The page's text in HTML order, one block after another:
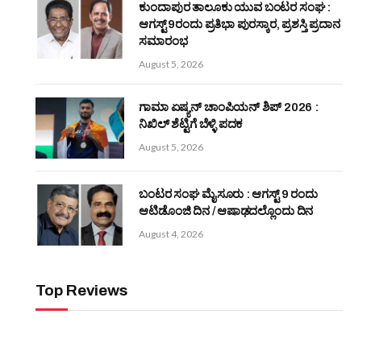
ಕುಂದಾಪುರ ತಾಲೂಕು ಯುವ ಬಂಟರ ಸಂಘ :
ಆಗಸ್ಟ್ 9ರಂದು ಪ್ರತಿಭಾ ಪುರಸ್ಕಾರ, ಪ್ರಶಸ್ತಿ ಪ್ರದಾನ
ಸಮಾರಂಭ
August 5, 2026
ಗಾಮಾ ಏಷ್ಯನ್ ಚಾಂಪಿಯನ್‌ ಶಿಪ್‌ 2026 :
ನಿಖಿಲ್ ಶೆಟ್ಟಿಗೆ ಬೆಳ್ಳಿ ಪದಕ
August 5, 2026
ಬಂಟರ ಸಂಘ ಮೈಸೂರು : ಆಗಸ್ಟ್ 9 ರಂದು
ಆಟಿಡೊಂಜಿ ದಿನ / ಆಷಾಢದಲ್ಲೊಂದು ದಿನ
August 4, 2026
Top Reviews